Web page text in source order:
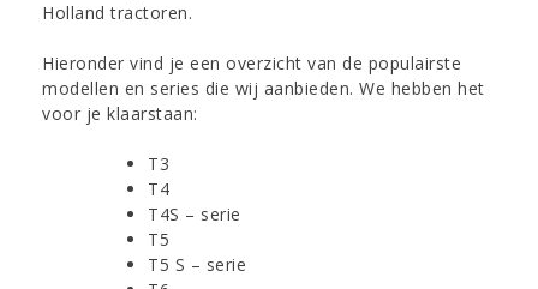
Holland tractoren.
Hieronder vind je een overzicht van de populairste
modellen en series die wij aanbieden. We hebben het
voor je klaarstaan:
T3
T4
T4S – serie
T5
T5 S – serie